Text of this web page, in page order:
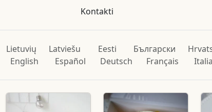
Kontakti
Lietuvių Latviešu Eesti Български
English Español Deutsch Français